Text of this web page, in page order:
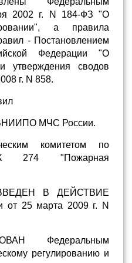
2002 г. N 184-ФЗ "О
а правила
- Постановлением
Федерации "О
утверждения сводов
г. N 858.
МЧС России.
комитетом по
274 "Пожарная
В ДЕЙСТВИЕ
от 25 марта 2009 г. N
Федеральным
регулированию и